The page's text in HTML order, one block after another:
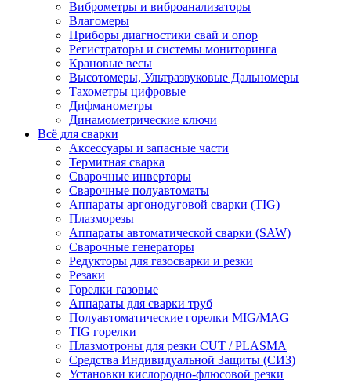
Виброметры и виброанализаторы
Влагомеры
Приборы диагностики свай и опор
Регистраторы и системы мониторинга
Крановые весы
Высотомеры, Ультразвуковые Дальномеры
Тахометры цифровые
Дифманометры
Динамометрические ключи
Всё для сварки
Аксессуары и запасные части
Термитная сварка
Сварочные инверторы
Сварочные полуавтоматы
Аппараты аргонодуговой сварки (TIG)
Плазморезы
Аппараты автоматической сварки (SAW)
Сварочные генераторы
Редукторы для газосварки и резки
Резаки
Горелки газовые
Аппараты для сварки труб
Полуавтоматические горелки MIG/MAG
TIG горелки
Плазмотроны для резки CUT / PLASMA
Средства Индивидуальной Защиты (СИЗ)
Установки кислородно-флюсовой резки